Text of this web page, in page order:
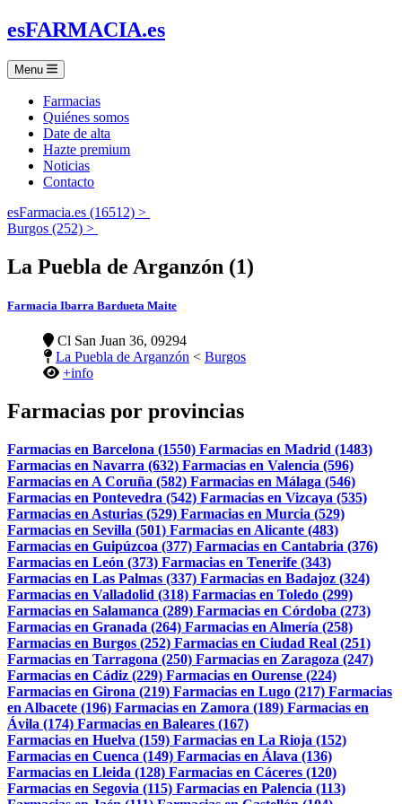
esFARMACIA.es
Menu
Farmacias
Quiénes somos
Date de alta
Hazte premium
Noticias
Contacto
esFarmacia.es (16512) >
Burgos (252) >
La Puebla de Arganzón (1)
Farmacia Ibarra Bardueta Maite
Cl San Juan 36, 09294
La Puebla de Arganzón < Burgos
+info
Farmacias por provincias
Farmacias en Barcelona (1550) Farmacias en Madrid (1483)
Farmacias en Navarra (632) Farmacias en Valencia (596)
Farmacias en A Coruña (582) Farmacias en Málaga (546)
Farmacias en Pontevedra (542) Farmacias en Vizcaya (535)
Farmacias en Asturias (529) Farmacias en Murcia (529)
Farmacias en Sevilla (501) Farmacias en Alicante (483)
Farmacias en Guipúzcoa (377) Farmacias en Cantabria (376)
Farmacias en León (373) Farmacias en Tenerife (343)
Farmacias en Las Palmas (337) Farmacias en Badajoz (324)
Farmacias en Valladolid (318) Farmacias en Toledo (299)
Farmacias en Salamanca (289) Farmacias en Córdoba (273)
Farmacias en Granada (264) Farmacias en Almería (258)
Farmacias en Burgos (252) Farmacias en Ciudad Real (251)
Farmacias en Tarragona (250) Farmacias en Zaragoza (247)
Farmacias en Cádiz (229) Farmacias en Ourense (224)
Farmacias en Girona (219) Farmacias en Lugo (217) Farmacias
en Albacete (196) Farmacias en Zamora (189) Farmacias en
Ávila (174) Farmacias en Baleares (167)
Farmacias en Huelva (159) Farmacias en La Rioja (152)
Farmacias en Cuenca (149) Farmacias en Álava (136)
Farmacias en Lleida (128) Farmacias en Cáceres (120)
Farmacias en Segovia (115) Farmacias en Palencia (113)